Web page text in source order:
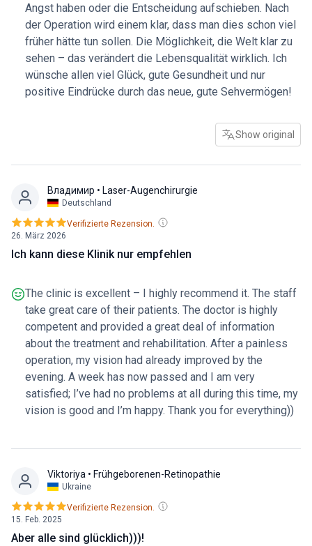
Angst haben oder die Entscheidung aufschieben. Nach
der Operation wird einem klar, dass man dies schon viel
früher hätte tun sollen. Die Möglichkeit, die Welt klar zu
sehen – das verändert die Lebensqualität wirklich. Ich
wünsche allen viel Glück, gute Gesundheit und nur
positive Eindrücke durch das neue, gute Sehvermögen!
Show original
Владимир • Laser-Augenchirurgie
Deutschland
26. März 2026
Verifizierte Rezension.
Ich kann diese Klinik nur empfehlen
The clinic is excellent – I highly recommend it. The staff
take great care of their patients. The doctor is highly
competent and provided a great deal of information
about the treatment and rehabilitation. After a painless
operation, my vision had already improved by the
evening. A week has now passed and I am very
satisfied; I’ve had no problems at all during this time, my
vision is good and I’m happy. Thank you for everything))
Vіktorіya • Frühgeborenen-Retinopathie
Ukraine
15. Feb. 2025
Verifizierte Rezension.
Aber alle sind glücklich)))!